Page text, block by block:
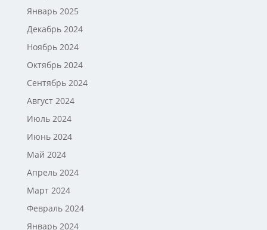
Январь 2025
Декабрь 2024
Ноябрь 2024
Октябрь 2024
Сентябрь 2024
Август 2024
Июль 2024
Июнь 2024
Май 2024
Апрель 2024
Март 2024
Февраль 2024
Январь 2024